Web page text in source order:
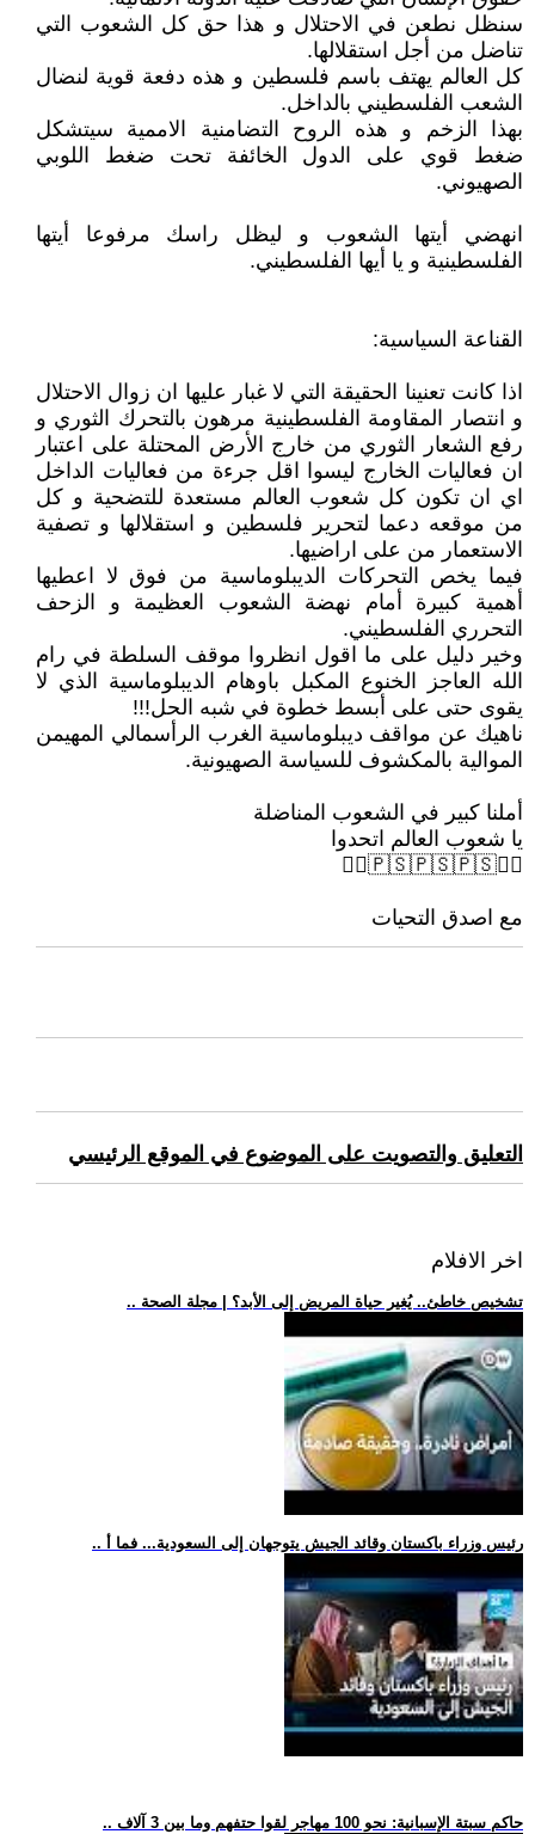
سنظل نطعن في الاحتلال و هذا حق كل الشعوب التي
تناضل من أجل استقلالها.
كل العالم يهتف باسم فلسطين و هذه دفعة قوية لنضال
الشعب الفلسطيني بالداخل.
بهذا الزخم و هذه الروح التضامنية الاممية سيتشكل
ضغط قوي على الدول الخائفة تحت ضغط اللوبي
الصهيوني.
انهضي أيتها الشعوب و ليظل راسك مرفوعا أيتها
الفلسطينية و يا أيها الفلسطيني.
القناعة السياسية:
اذا كانت تعنينا الحقيقة التي لا غبار عليها ان زوال الاحتلال
و انتصار المقاومة الفلسطينية مرهون بالتحرك الثوري و
رفع الشعار الثوري من خارج الأرض المحتلة على اعتبار
ان فعاليات الخارج ليسوا اقل جرءة من فعاليات الداخل
اي ان تكون كل شعوب العالم مستعدة للتضحية و كل
من موقعه دعما لتحرير فلسطين و استقلالها و تصفية
الاستعمار من على اراضيها.
فيما يخص التحركات الديبلوماسية من فوق لا اعطيها
أهمية كبيرة أمام نهضة الشعوب العظيمة و الزحف
التحرري الفلسطيني.
وخير دليل على ما اقول انظروا موقف السلطة في رام
الله العاجز الخنوع المكبل باوهام الديبلوماسية الذي لا
يقوى حتى على أبسط خطوة في شبه الحل!!!
ناهيك عن مواقف ديبلوماسية الغرب الرأسمالي المهيمن
الموالية بالمكشوف للسياسة الصهيونية.
أملنا كبير في الشعوب المناضلة
يا شعوب العالم اتحدوا
✊🏼🇵🇸🇵🇸🇵🇸✊🏼
مع اصدق التحيات
التعليق والتصويت على الموضوع في الموقع الرئيسي
اخر الافلام
.. تشخيص خاطئ.. يُغير حياة المريض إلى الأبد؟ | مجلة الصحة
.. رئيس وزراء باكستان وقائد الجيش يتوجهان إلى السعودية... فما أ
.. حاكم سبتة الإسبانية: نحو 100 مهاجر لقوا حتفهم وما بين 3 آلاف